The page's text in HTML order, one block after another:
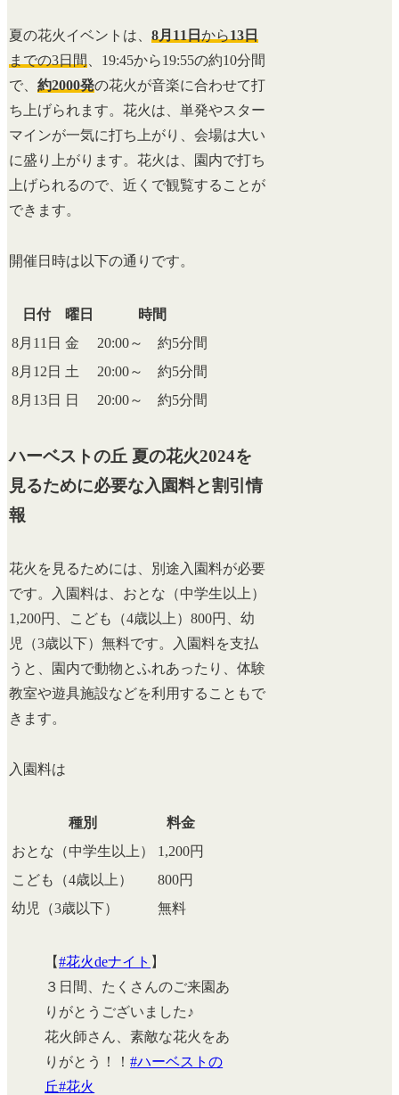
夏の花火イベントは、8月11日から13日
までの3日間、19:45から19:55の約10分間
で、約2000発の花火が音楽に合わせて打
ち上げられます。花火は、単発やスター
マインが一気に打ち上がり、会場は大い
に盛り上がります。花火は、園内で打ち
上げられるので、近くで観覧することが
できます。
開催日時は以下の通りです。
日付 曜日
時間
8月11日 金
20:00～ 約5分間
8月12日 土
20:00～ 約5分間
8月13日
日 20:00～ 約5分間
ハーベストの丘 夏の花火2024を
見るために必要な入園料と割引情
報
花火を見るためには、別途入園料が必要
です。入園料は、おとな（中学生以上）
1,200円、こども（4歳以上）800円、幼
児（3歳以下）無料です。入園料を支払
うと、園内で動物とふれあったり、体験
教室や遊具施設などを利用することもで
きます。
入園料は
種別
料金
おとな（中学生以上）
1,200円
こども（4歳以上）
800円
幼児（3歳以下）
無料
【#花火deナイト 】
３日間、たくさんのご来園あ
りがとうございました♪
花火師さん、素敵な花火をあ
りがとう！！#ハーベストの
丘#花火